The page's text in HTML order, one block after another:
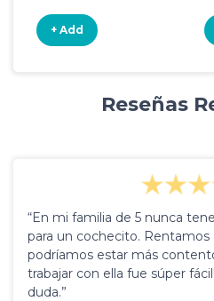
+ Add
Reseñas
“En mi familia de 5 nunca
para un cochecito. Rentamos
podríamos estar más
trabajar con ella fue súper
duda.”